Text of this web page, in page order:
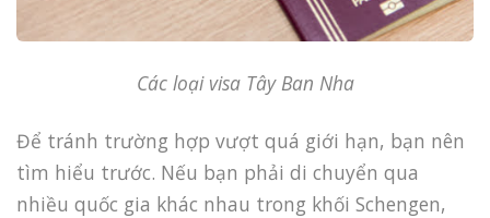
Các loại visa Tây Ban Nha
Để tránh trường hợp vượt quá giới hạn, bạn nên
tìm hiểu trước. Nếu bạn phải di chuyển qua
nhiều quốc gia khác nhau trong khối Schengen,